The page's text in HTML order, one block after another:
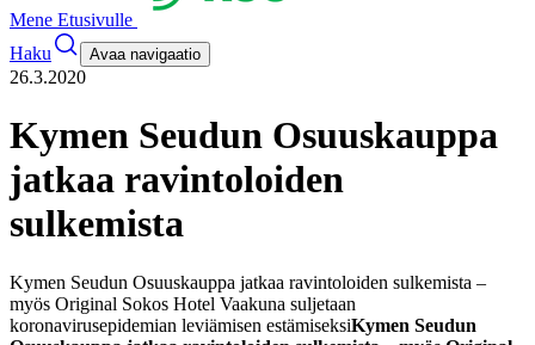
Mene Etusivulle
Haku
Avaa navigaatio
26.3.2020
Kymen Seudun Osuuskauppa
jatkaa ravintoloiden
sulkemista
Kymen Seudun Osuuskauppa jatkaa ravintoloiden sulkemista –
myös Original Sokos Hotel Vaakuna suljetaan
koronavirusepidemian leviämisen estämiseksiKymen Seudun